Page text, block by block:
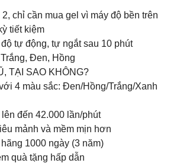
chỉ cần mua gel vì máy độ bền trên
tiết kiệm
tự động, tự ngắt sau 10 phút
Đen, Hồng
TẠI SAO KHÔNG?
4 màu sắc: Đen/Hồng/Trắng/Xanh
đến 42.000 lần/phút
mảnh và mềm mịn hơn
1000 ngày (3 năm)
quà tặng hấp dẫn